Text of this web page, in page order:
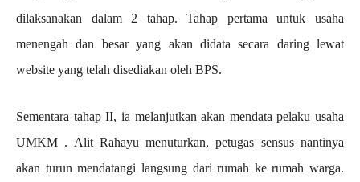
dilaksanakan dalam 2 tahap. Tahap pertama untuk usaha
menengah dan besar yang akan didata secara daring lewat
website yang telah disediakan oleh BPS.
Sementara tahap II, ia melanjutkan akan mendata pelaku usaha
UMKM . Alit Rahayu menuturkan, petugas sensus nantinya
akan turun mendatangi langsung dari rumah ke rumah warga.